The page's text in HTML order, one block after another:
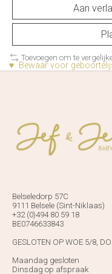
Aan
Toevoegen om te
♥ Bewaar voor
Belseledorp 57C
9111 Belsele (Sint-Niklaas)
+32 (0)494 80 59 18
BE0746633843
GESLOTEN OP WOE 5/8,
Maandag gesloten
Dinsdag op afspraak